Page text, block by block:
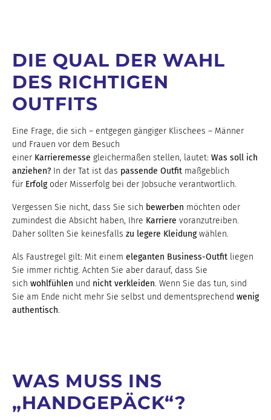
DIE QUAL DER WAHL
DES RICHTIGEN
OUTFITS
Eine Frage, die sich – entgegen gängiger Klischees – Männer
und Frauen vor dem Besuch
einer Karrieremesse gleichermaßen stellen, lautet: Was soll ich
anziehen? In der Tat ist das passende Outfit maßgeblich
für Erfolgoder Misserfolg bei der Jobsuche verantwortlich.
Vergessen Sie nicht, dass Sie sich bewerben möchten oder
zumindest die Absicht haben, Ihre Karriere voranzutreiben.
Daher sollten Sie keinesfalls zu legere Kleidungwählen.
Als Faustregel gilt: Mit einem eleganten Business-Outfit liegen
Sie immer richtig. Achten Sie aber darauf, dass Sie
sich wohlfühlen und nicht verkleiden. Wenn Sie das tun, sind
Sie am Ende nicht mehr Sie selbst und dementsprechend wenig
authentisch.
WAS MUSS INS
„HANDGEPÄCK“?